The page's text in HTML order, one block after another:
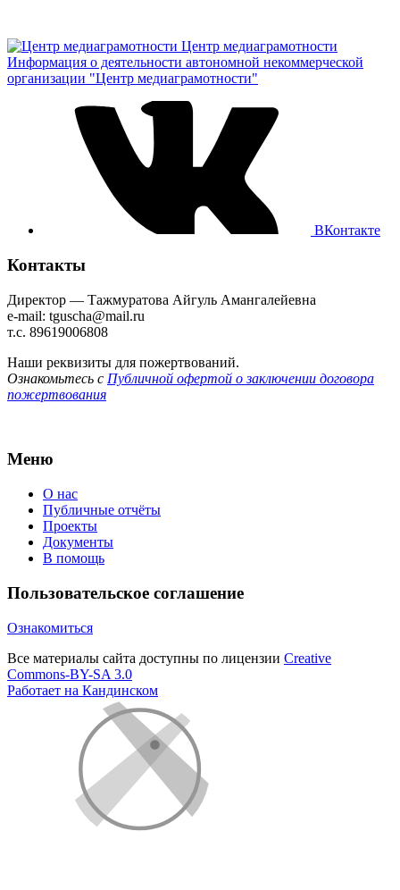
Центр медиаграмотности
Информация о деятельности автономной некоммерческой
организации "Центр медиаграмотности"
ВКонтакте
Контакты
Директор — Тажмуратова Айгуль Амангалейевна
e-mail: tguscha@mail.ru
т.с. 89619006808
Наши реквизиты для пожертвований.
Ознакомьтесь с Публичной офертой о заключении договора
пожертвования
Меню
О нас
Публичные отчёты
Проекты
Документы
В помощь
Пользовательское соглашение
Ознакомиться
Все материалы сайта доступны по лицензии Creative
Commons-BY-SA 3.0
Работает на Кандинском